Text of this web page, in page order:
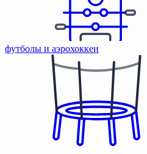
футболы и аэрохоккеи